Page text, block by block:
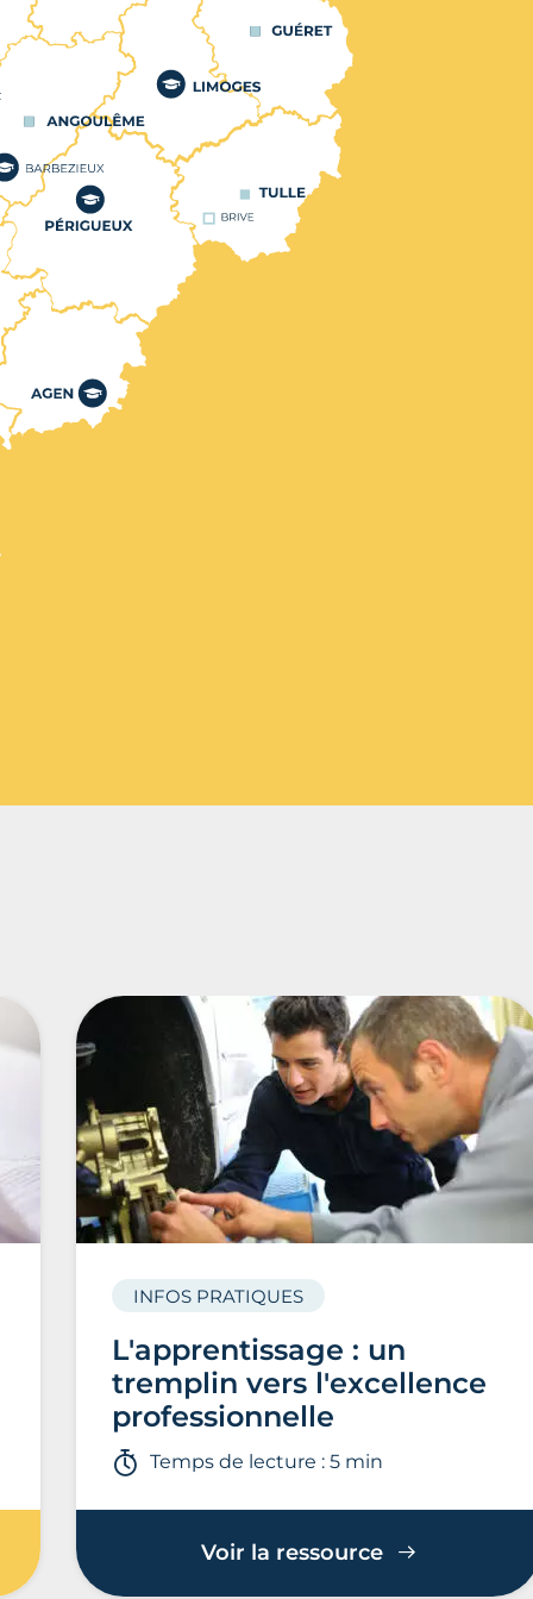
L'apprentissage : un
tremplin vers l'excellence
professionnelle
INFOS PRATIQUES
Temps de lecture : 5 min
Voir la ressource